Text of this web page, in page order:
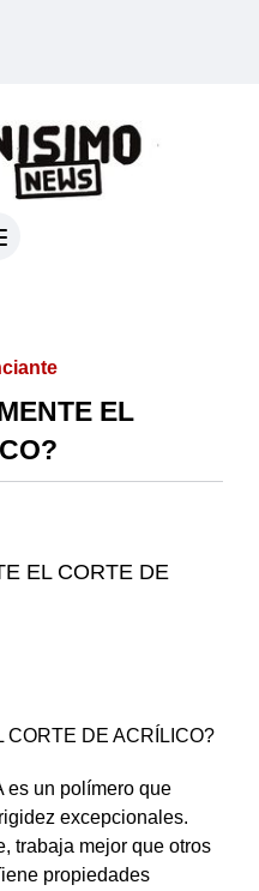
EL
CORTE DE ACRÍLICO?
es un polímero que
excepcionales.
trabaja mejor que otros
propiedades